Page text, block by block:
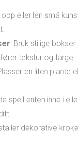
opp eller len små
: Bruk stilige
tekstur og farge.
en liten plante
speil enten inne i
dekorative